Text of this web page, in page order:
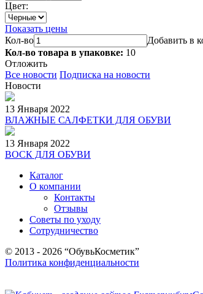
Цвет:
Показать цены
Кол-во
Добавить в
Кол-во товара в упаковке: 10
Отложить
Все новости Подписка на новости
Новости
13 Января 2022
ВЛАЖНЫЕ САЛФЕТКИ ДЛЯ ОБУВИ
13 Января 2022
ВОСК ДЛЯ ОБУВИ
Каталог
О компании
Контакты
Отзывы
Советы по уходу
Сотрудничество
© 2013 - 2026 “ОбувьКосметик”
Политика конфиденциальности